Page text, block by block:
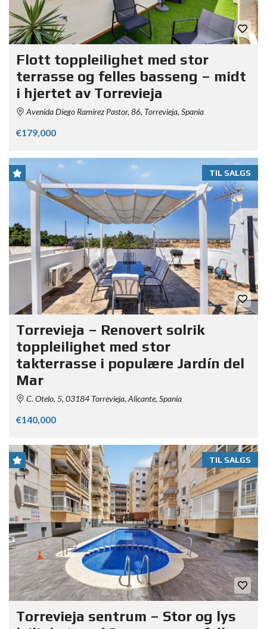
Flott toppleilighet med stor
terrasse og felles basseng – midt
i hjertet av Torrevieja
Avenida Diego Ramírez Pastor, 86, Torrevieja, Spania
€179,000
TIL SALGS
Torrevieja – Renovert solrik
toppleilighet med stor
takterrasse i populære Jardín del
Mar
C. Otelo, 5, 03184 Torrevieja, Alicante, Spania
€140,000
TIL SALGS
Torrevieja sentrum – Stor og lys